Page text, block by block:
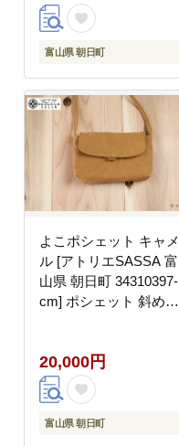
富山県 朝日町
よこポシェット キャメ
ル [アトリエSASSA 富
山県 朝日町 34310397-
cm] ポシェット 斜めが
作り シンプル レザー
20,000円
富山県 朝日町